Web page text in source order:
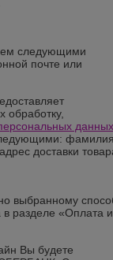
следующими
почте или
обработку,
доставки
выбранному
разделе «Оплата и
Вы будете